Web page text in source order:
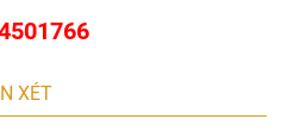
XÉT